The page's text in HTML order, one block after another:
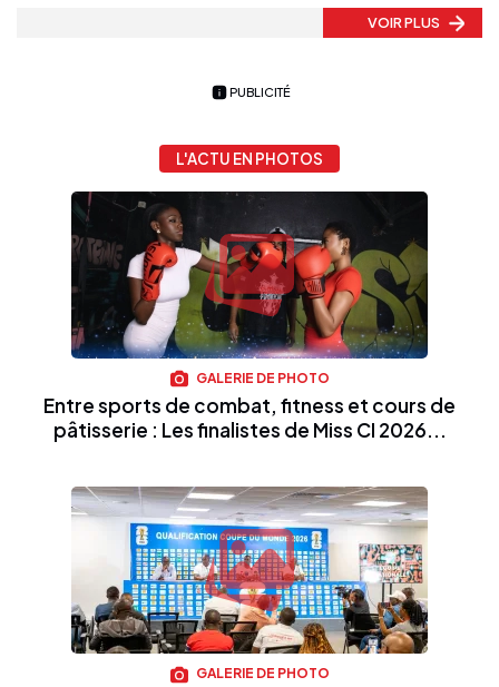
VOIR PLUS
PUBLICITÉ
L'ACTU EN PHOTOS
GALERIE DE PHOTO
Entre sports de combat, fitness et cours de
pâtisserie : Les finalistes de Miss CI 2026...
GALERIE DE PHOTO